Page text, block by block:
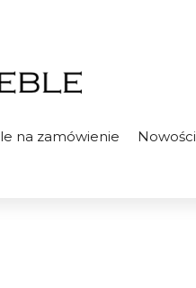
na zamówienie Nowości